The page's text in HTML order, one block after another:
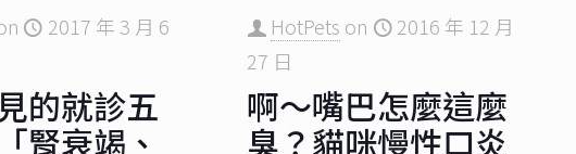
2017 年 3 月 6
的就診五
腎衰竭、
HotPets on
2016 年 12 月
27 日
啊～嘴巴怎麼這麼
臭？貓咪慢性口炎